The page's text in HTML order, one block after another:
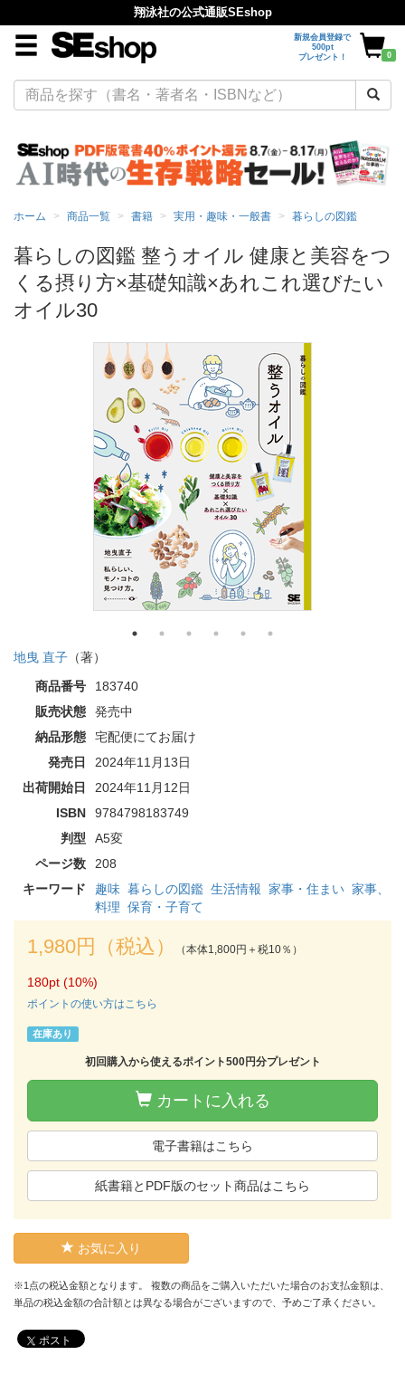
翔泳社の公式通販SEshop
新規会員登録で
500pt
プレゼント！
0
ホーム 商品一覧 書籍 実用・趣味・一般書 暮らしの図鑑
暮らしの図鑑 整うオイル 健康と美容をつ
くる摂り方×基礎知識×あれこれ選びたい
オイル30
地曳 直子 （著）
商品番号
183740
販売状態
発売中
納品形態
宅配便にてお届け
発売日
2024年11月13日
出荷開始日
2024年11月12日
ISBN
9784798183749
判型
A5変
ページ数
208
キーワード
趣味 暮らしの図鑑 生活情報 家事・住まい 家事、
料理 保育・子育て
1,980円（税込） （本体1,800円＋税10％）
180pt (10%)
ポイントの使い方はこちら
在庫あり
初回購入から使えるポイント500円分プレゼント
カートに入れる
電子書籍はこちら
紙書籍とPDF版のセット商品はこちら
お気に入り
※1点の税込金額となります。 複数の商品をご購入いただいた場合のお支払金額は、
単品の税込金額の合計額とは異なる場合がございますので、予めご了承ください。
ポスト